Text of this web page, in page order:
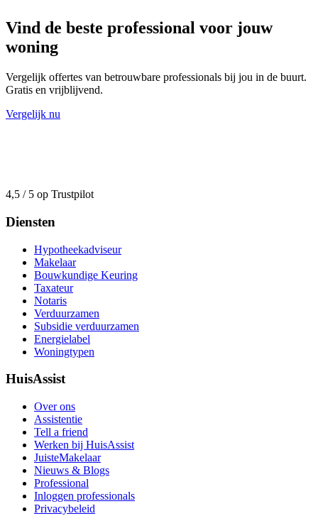
Vind de beste professional voor jouw
woning
Vergelijk offertes van betrouwbare professionals bij jou in de buurt.
Gratis en vrijblijvend.
Vergelijk nu
4,5 / 5 op Trustpilot
Diensten
Hypotheekadviseur
Makelaar
Bouwkundige Keuring
Taxateur
Notaris
Verduurzamen
Subsidie verduurzamen
Energielabel
Woningtypen
HuisAssist
Over ons
Assistentie
Tell a friend
Werken bij HuisAssist
JuisteMakelaar
Nieuws & Blogs
Professional
Inloggen professionals
Privacybeleid